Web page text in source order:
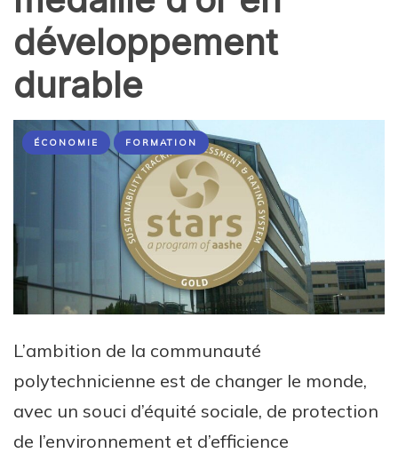
développement
durable
ÉCONOMIE FORMATION
L’ambition de la communauté
polytechnicienne est de changer le monde,
avec un souci d’équité sociale, de protection
de l’environnement et d’efficience